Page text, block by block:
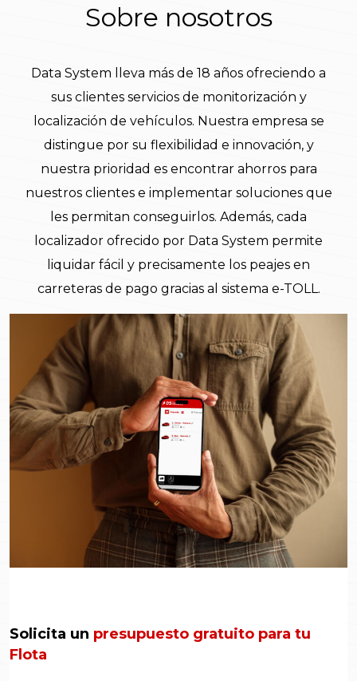
Sobre nosotros
Data System lleva más de 18 años ofreciendo a
sus clientes servicios de monitorización y
localización de vehículos. Nuestra empresa se
distingue por su flexibilidad e innovación, y
nuestra prioridad es encontrar ahorros para
nuestros clientes e implementar soluciones que
les permitan conseguirlos. Además, cada
localizador ofrecido por Data System permite
liquidar fácil y precisamente los peajes en
carreteras de pago gracias al sistema e-TOLL.
Solicita un presupuesto gratuito para tu
Flota